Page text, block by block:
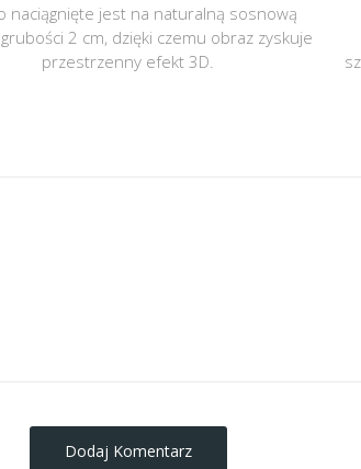
naciągnięte jest na naturalną sosnową
2 cm, dzięki czemu obraz zyskuje
przestrzenny efekt 3D.
Dodaj Komentarz